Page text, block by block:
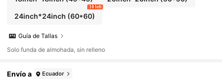
24inch*24inch (60*60)
10 left
Guía de Tallas
Solo funda de almohada, sin relleno
Envío a Ecuador